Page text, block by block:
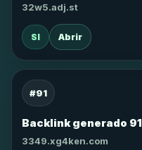
32w5.adj.st
SI Abrir
#91
Backlink generado 91
3349.xg4ken.com